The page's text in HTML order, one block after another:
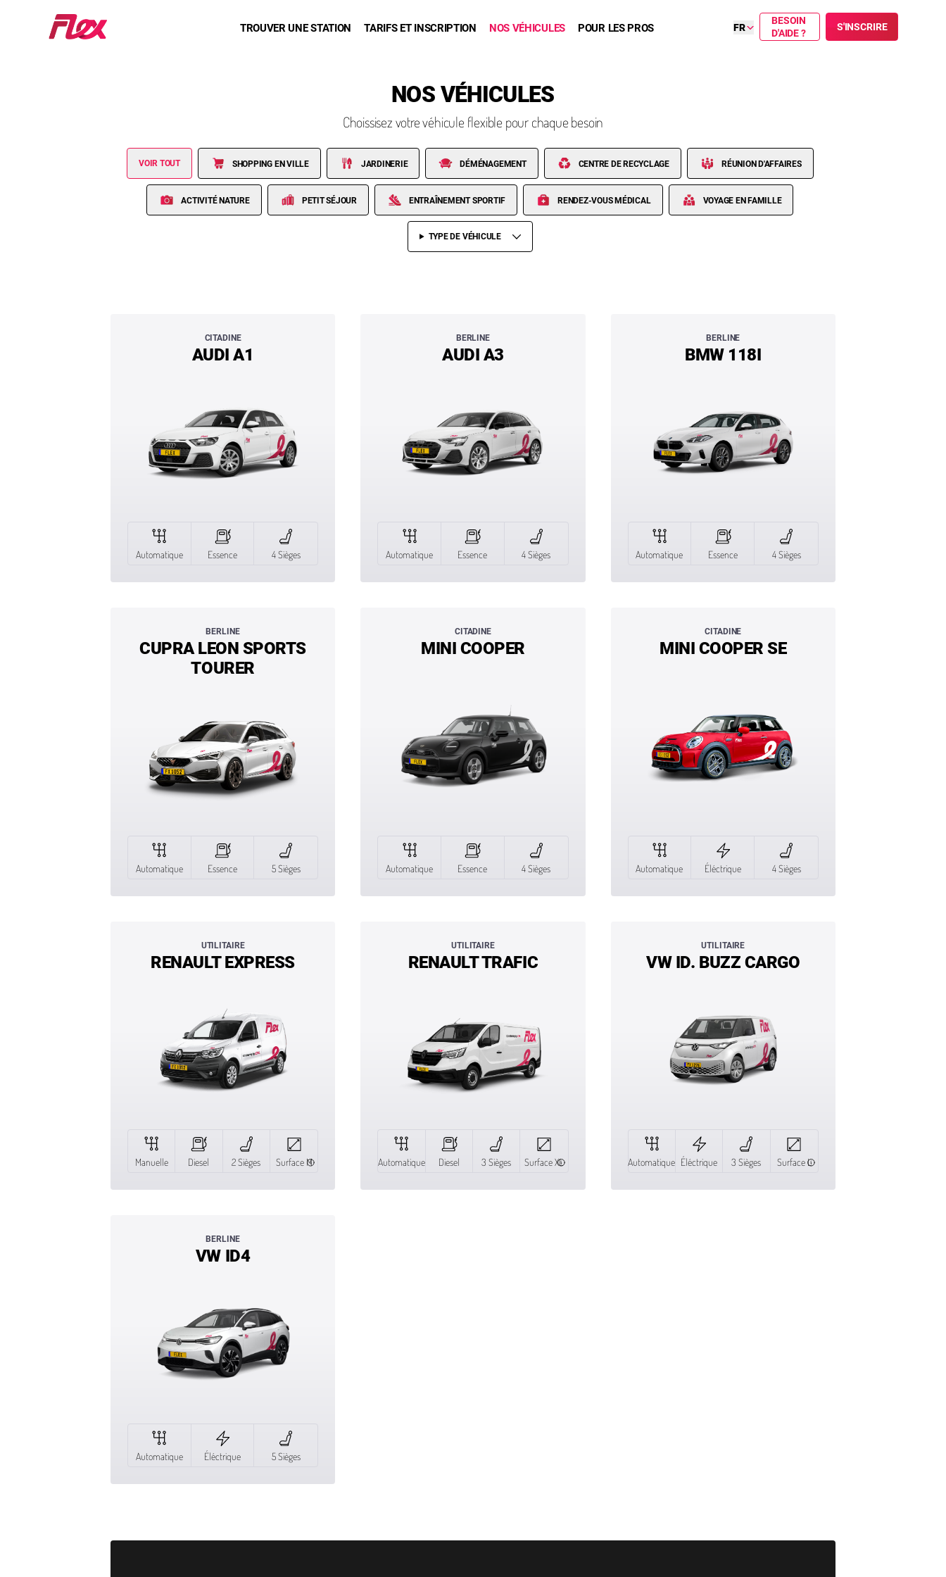
Accueil TROUVER UNE STATION TARIFS ET INSCRIPTION NOS VÉHICULES POUR LES PROS FR
BESOIN
D'AIDE ?
S'INSCRIRE
NOS VÉHICULES
Choissisez votre véhicule flexible pour chaque besoin
VOIR TOUT SHOPPING EN VILLE JARDINERIE DÉMÉNAGEMENT CENTRE DE RECYCLAGE RÉUNION D'AFFAIRES
ACTIVITÉ NATURE PETIT SÉJOUR ENTRAÎNEMENT SPORTIF RENDEZ-VOUS MÉDICAL VOYAGE EN FAMILLE
TYPE DE VÉHICULE
CITADINE
AUDI A1
Automatique Essence 4 Sièges
BERLINE
AUDI A3
Automatique Essence 4 Sièges
BERLINE
BMW 118I
Automatique Essence 4 Sièges
BERLINE
CUPRA LEON SPORTS
TOURER
Automatique Essence 5 Sièges
CITADINE
MINI COOPER
Automatique Essence 4 Sièges
CITADINE
MINI COOPER SE
Automatique Éléctrique 4 Sièges
UTILITAIRE
RENAULT EXPRESS
Manuelle Diesel 2 Sièges Surface M
UTILITAIRE
RENAULT TRAFIC
Automatique Diesel 3 Sièges Surface XL
UTILITAIRE
VW ID. BUZZ CARGO
Automatique Éléctrique 3 Sièges Surface L
BERLINE
VW ID4
Automatique Éléctrique 5 Sièges